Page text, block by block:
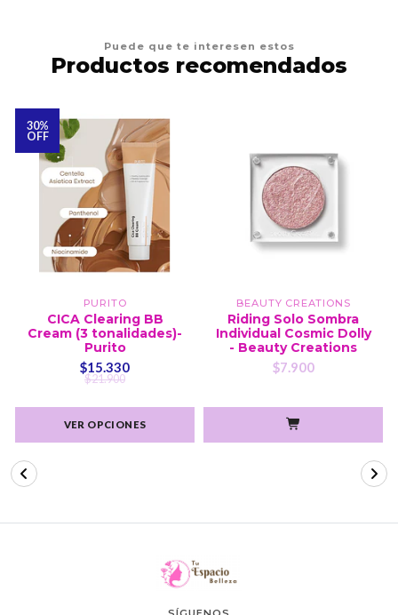
Puede que te interesen estos
Productos recomendados
30%
OFF
PURITO
CICA Clearing BB
Cream (3 tonalidades)-
Purito
$15.330
$21.900
VER OPCIONES
BEAUTY CREATIONS
Riding Solo Sombra
Individual Cosmic Dolly
- Beauty Creations
$7.900